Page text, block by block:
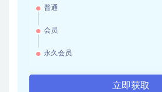
普通
会员
永久会员
立即获取